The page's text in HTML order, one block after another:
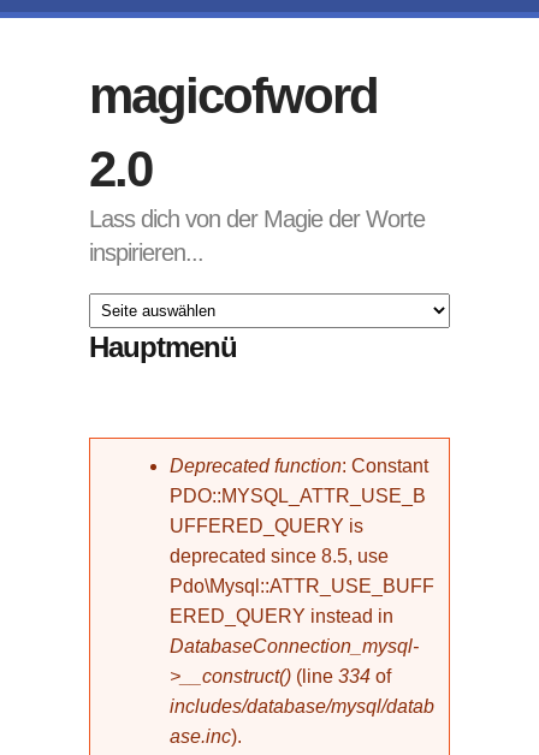
magicofword
2.0
Lass dich von der Magie der Worte
inspirieren...
Hauptmenü
Fehlermeldung
Deprecated function: Constant
PDO::MYSQL_ATTR_USE_B
UFFERED_QUERY is
deprecated since 8.5, use
Pdo\Mysql::ATTR_USE_BUFF
ERED_QUERY instead in
DatabaseConnection_mysql-
>__construct() (line 334 of
includes/database/mysql/datab
ase.inc).